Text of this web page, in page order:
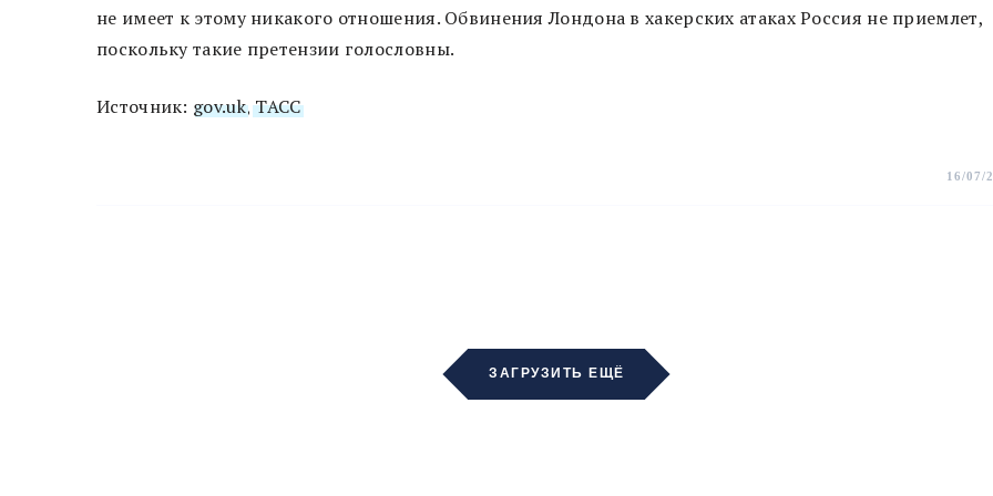
не имеет к этому никакого отношения. Обвинения Лондона в хакерских атаках Россия не приемлет,
поскольку такие претензии голословны.
Источник: gov.uk,ТАСС
16/07/
ЗАГРУЗИТЬ ЕЩЁ